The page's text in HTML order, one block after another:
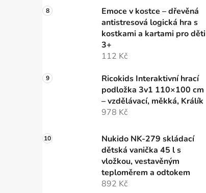
Emoce v kostce – dřevěná
antistresová logická hra s
kostkami a kartami pro děti
3+
112 Kč
Ricokids Interaktivní hrací
podložka 3v1 110×100 cm
– vzdělávací, měkká, Králík
978 Kč
Nukido NK-279 skládací
dětská vanička 45 l s
vložkou, vestavěným
teploměrem a odtokem
892 Kč